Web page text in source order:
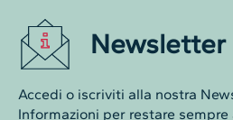
Newsletter
Accedi o iscriviti alla nostra
Informazioni per restare